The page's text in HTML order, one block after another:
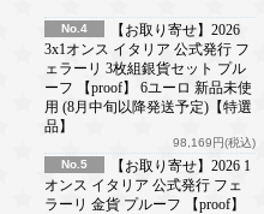
No.4
【お取り寄せ】2026
3x1オンス イタリア 公式発行 フ
ェラーリ 3枚組銀貨セット プル
ーフ 【proof】 6ユーロ 新品未使
用 (8月中旬以降発送予定)【特選
品】
98,169円(税込)
No.5
【お取り寄せ】2026 1
オンス イタリア 公式発行 フェ
ラーリ 金貨 プルーフ 【proof】